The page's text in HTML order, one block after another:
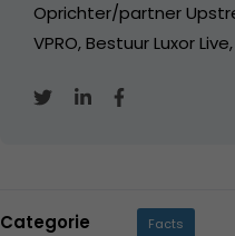
Oprichter/partner
VPRO, Bestuur Luxor
Categorie Facts